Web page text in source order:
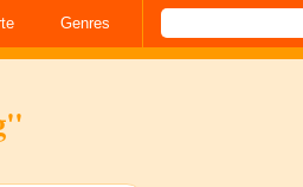
Genres